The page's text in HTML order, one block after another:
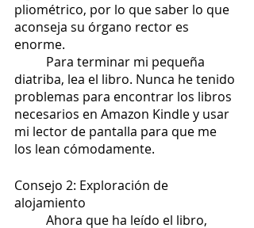
pliométrico, por lo que saber lo que
aconseja su órgano rector es
enorme.
diatriba, lea el libro. Nunca he tenido
problemas para encontrar los libros
necesarios en Amazon Kindle y usar
mi lector de pantalla para que me
los lean cómodamente.
Consejo 2: Exploración de
alojamiento